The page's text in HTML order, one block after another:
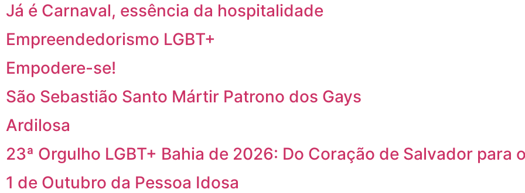
Já é Carnaval, essência da hospitalidade
Empreendedorismo LGBT+
Empodere-se!
São Sebastião Santo Mártir Patrono dos Gays
Ardilosa
23ª Orgulho LGBT+ Bahia de 2026: Do Coração de Salvador para
1 de Outubro da Pessoa Idosa